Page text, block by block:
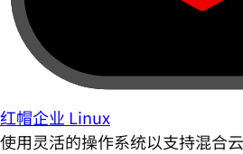
红帽企业 Linux
使用灵活的操作系统以支持混合云